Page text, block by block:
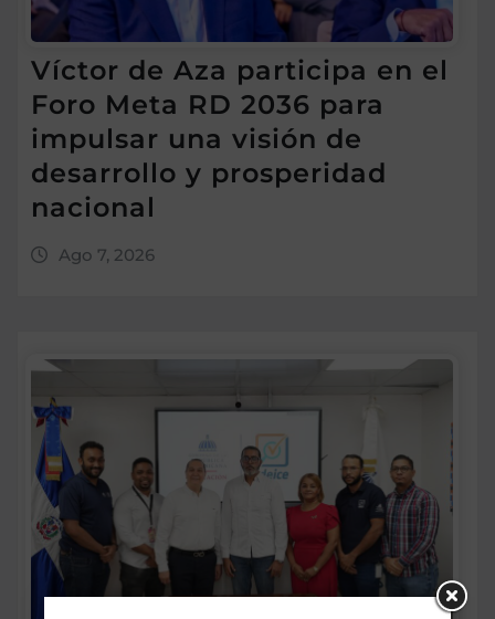
Víctor de Aza participa en el
Foro Meta RD 2036 para
impulsar una visión de
desarrollo y prosperidad
nacional
Ago 7, 2026